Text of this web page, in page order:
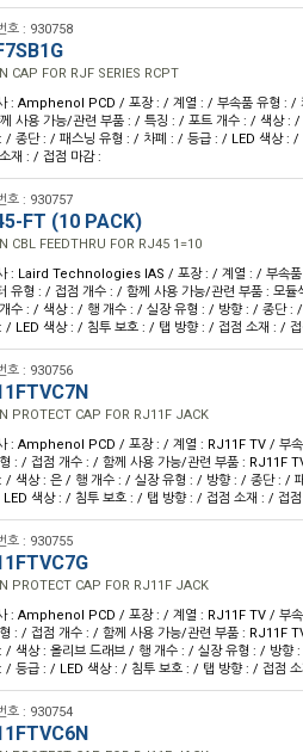
호 : 930758
CAP FOR RJF SERIES RCPT
: Amphenol PCD / 포장 : / 계열 : / 부속품 유형 : /
사용 가능/관련 부품 : / 특징 : / 포트 개수 : / 색상 :
/ 종단 : / 패스닝 유형 : / 차폐 : / 등급 : / LED 색상 :
재 : / 접점 마감 :
호 : 930757
FT (10 PACK)
CBL FEEDTHRU FOR RJ45 1=10
: Laird Technologies IAS / 포장 : / 계열 : / 부속품
유형 : / 접점 개수 : / 함께 사용 가능/관련 부품 : 모
수 : / 색상 : / 행 개수 : / 실장 유형 : / 방향 : / 종단 :
/ LED 색상 : / 침투 보호 : / 탭 방향 : / 접점 소재 : /
호 : 930756
PROTECT CAP FOR RJ11F JACK
: Amphenol PCD / 포장 : / 계열 : RJ11F TV / 부속
: / 접점 개수 : / 함께 사용 가능/관련 부품 : RJ11F
/ 색상 : 은 / 행 개수 : / 실장 유형 : / 방향 : / 종단 : /
색상 : / 침투 보호 : / 탭 방향 : / 접점 소재 : / 접
호 : 930755
PROTECT CAP FOR RJ11F JACK
: Amphenol PCD / 포장 : / 계열 : RJ11F TV / 부속
: / 접점 개수 : / 함께 사용 가능/관련 부품 : RJ11F
/ 색상 : 올리브 드래브 / 행 개수 : / 실장 유형 : / 방향
/ 등급 : / LED 색상 : / 침투 보호 : / 탭 방향 : / 접점
호 : 930754